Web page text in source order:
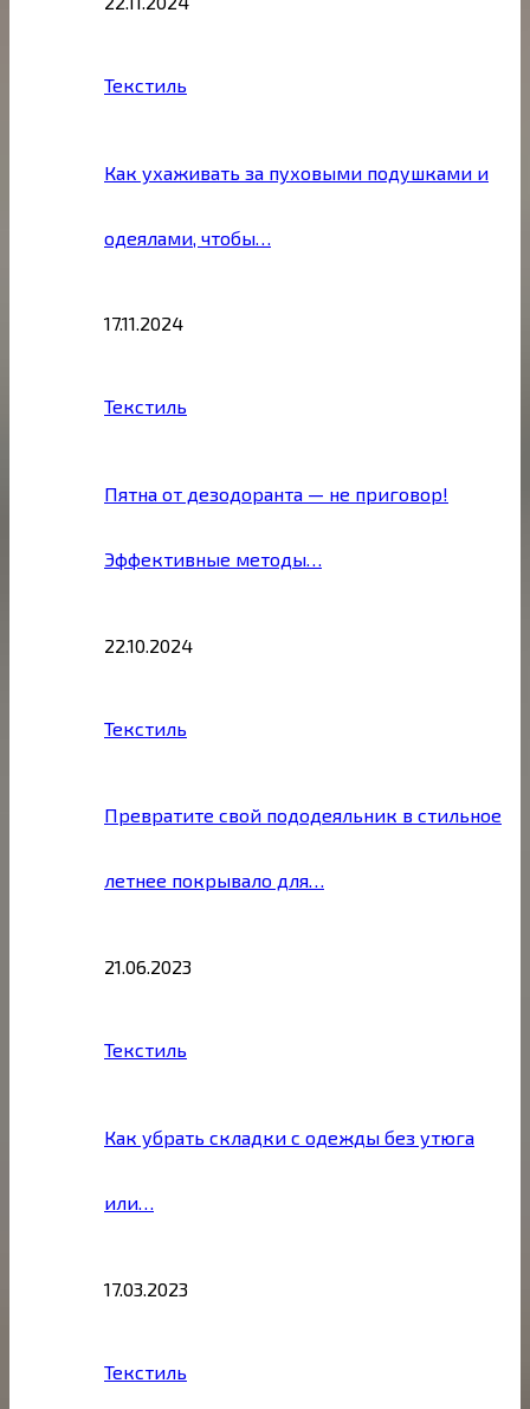
Текстиль
Как ухаживать за пуховыми подушками и
одеялами, чтобы…
17.11.2024
Текстиль
Пятна от дезодоранта — не приговор!
Эффективные методы…
22.10.2024
Текстиль
Превратите свой пододеяльник в стильное
летнее покрывало для…
21.06.2023
Текстиль
Как убрать складки с одежды без утюга
или…
17.03.2023
Текстиль